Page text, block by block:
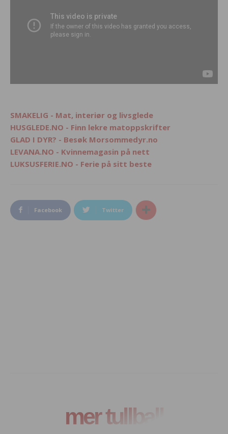
SMAKELIG - Mat, interiør og livsglede
HUSGLEDE.NO - Finn lekre matoppskrifter
GLAD I DYR? - Besøk Morsommedyr.no
LEVANA.NO - Kvinnemagasin på nett
LUKSUSFERIE.NO - Ferie på sitt beste
Facebook Twitter
mer tullball